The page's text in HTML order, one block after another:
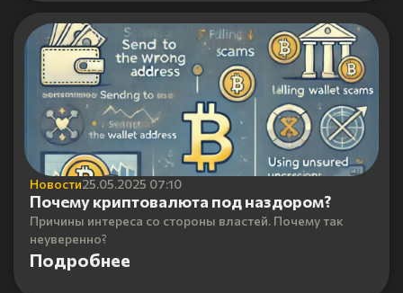
Новости25.05.2025 07:10
Почему криптовалюта под наздором?
Причины интереса со стороны властей. Почему так
неуверенно?
Подробнее